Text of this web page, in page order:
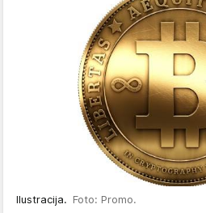
Ilustracija. Foto: Promo.